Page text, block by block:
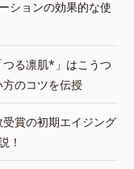
ションの効果的な使
つる凛肌*」はこうつ
のコツを伝授
受賞の初期エイジング
！